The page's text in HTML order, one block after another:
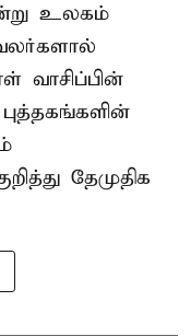
உலகம்
வாசிப்பின்
தேமுதிக